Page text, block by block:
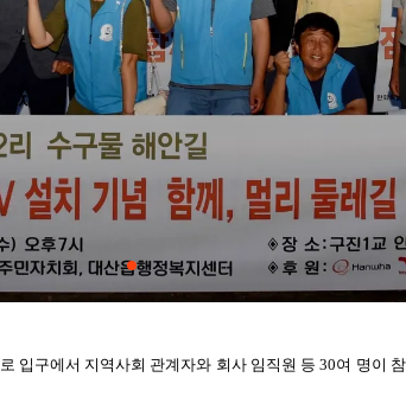
입구에서 지역사회 관계자와 회사 임직원 등 30여 명이